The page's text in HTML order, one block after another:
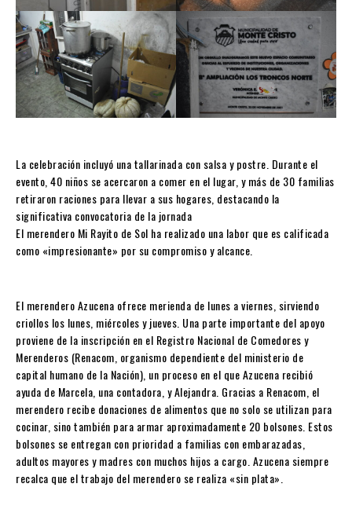
La celebración incluyó una tallarinada con salsa y postre. Durante el
evento, 40 niños se acercaron a comer en el lugar, y más de 30 familias
retiraron raciones para llevar a sus hogares, destacando la
significativa convocatoria de la jornada
El merendero Mi Rayito de Sol ha realizado una labor que es calificada
como «impresionante» por su compromiso y alcance.
El merendero Azucena ofrece merienda de lunes a viernes, sirviendo
criollos los lunes, miércoles y jueves. Una parte importante del apoyo
proviene de la inscripción en el Registro Nacional de Comedores y
Merenderos (Renacom, organismo dependiente del ministerio de
capital humano de la Nación), un proceso en el que Azucena recibió
ayuda de Marcela, una contadora, y Alejandra. Gracias a Renacom, el
merendero recibe donaciones de alimentos que no solo se utilizan para
cocinar, sino también para armar aproximadamente 20 bolsones. Estos
bolsones se entregan con prioridad a familias con embarazadas,
adultos mayores y madres con muchos hijos a cargo. Azucena siempre
recalca que el trabajo del merendero se realiza «sin plata».